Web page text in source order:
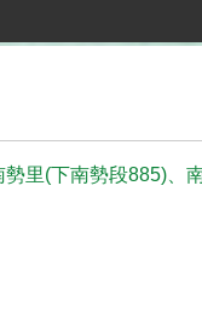
里(下南勢段885)、